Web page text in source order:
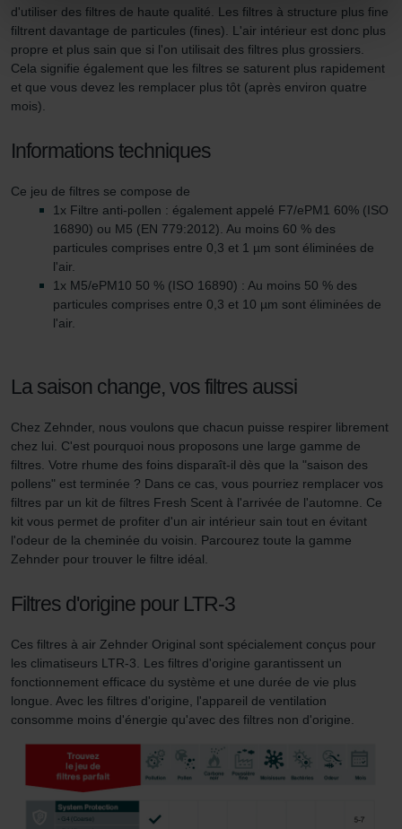
Vous pouvez empêcher à tout moment l’enregistrement
de cookies par nos sites Internet en paramétrant en
conséquence le navigateur Web utilisé afin d’empêcher
durablement tout enregistrement de cookies sur votre
ordinateur. Vous pouvez en outre effacer à tout moment
tout autre logiciel correspondant. Cette opération peut
usuel. Si l’utilisateur concerné désactive l’enregistrement
des cookies au sein du navigateur Web utilisé, il se peut
que les fonctionnalités de notre site Web ne soient plus
disponibles dans leur intégralité.
Pour plus de détails, nous vous invitons à prendre
connaissance de notre politique relative aux cookies.
Datenschutzerklärung der Zehnder Group
Zehnder Group België nv/sa: Déclarations de confidentialité
Zehnder Group Czech Republic s.r.o.: Zásady ochrany
osobních údajů
Zehnder Group France: Protection des données
Zehnder Group Ibérica SAU: Política de privacidad
Zehnder Group Italia S.r.l.: Privacy
Zehnder Group İç Mekan İklimlendirme Sanayi ve Ticaret
Zehnder Group Nederland bv: Privacyverklaringen
Zehnder Group Schweiz AG: Datenschutz
Zehnder Polska Sp. z o.o.: Oświadczenie o ochronie
Zehnder Group UK Limited: Privacy Policy
d'utiliser des filtres de haute qualité. Les filtres à structure plus fine
filtrent davantage de particules (fines). L'air intérieur est donc plus
propre et plus sain que si l'on utilisait des filtres plus grossiers.
Cela signifie également que les filtres se saturent plus rapidement
et que vous devez les remplacer plus tôt (après environ quatre
mois).
Informations techniques
Ce jeu de filtres se compose de
1x Filtre anti-pollen : également appelé F7/ePM1 60% (ISO
16890) ou M5 (EN 779:2012). Au moins 60 % des
particules comprises entre 0,3 et 1 µm sont éliminées de
l'air.
1x M5/ePM10 50 % (ISO 16890) : Au moins 50 % des
particules comprises entre 0,3 et 10 µm sont éliminées de
l'air.
La saison change, vos filtres aussi
Chez Zehnder, nous voulons que chacun puisse respirer librement
chez lui. C'est pourquoi nous proposons une large gamme de
filtres. Votre rhume des foins disparaît-il dès que la "saison des
pollens" est terminée ? Dans ce cas, vous pourriez remplacer vos
filtres par un kit de filtres Fresh Scent à l'arrivée de l'automne. Ce
kit vous permet de profiter d'un air intérieur sain tout en évitant
l'odeur de la cheminée du voisin. Parcourez toute la gamme
Zehnder pour trouver le filtre idéal.
Filtres d'origine pour LTR-3
Ces filtres à air Zehnder Original sont spécialement conçus pour
les climatiseurs LTR-3. Les filtres d'origine garantissent un
fonctionnement efficace du système et une durée de vie plus
longue. Avec les filtres d'origine, l'appareil de ventilation
consomme moins d'énergie qu'avec des filtres non d'origine.